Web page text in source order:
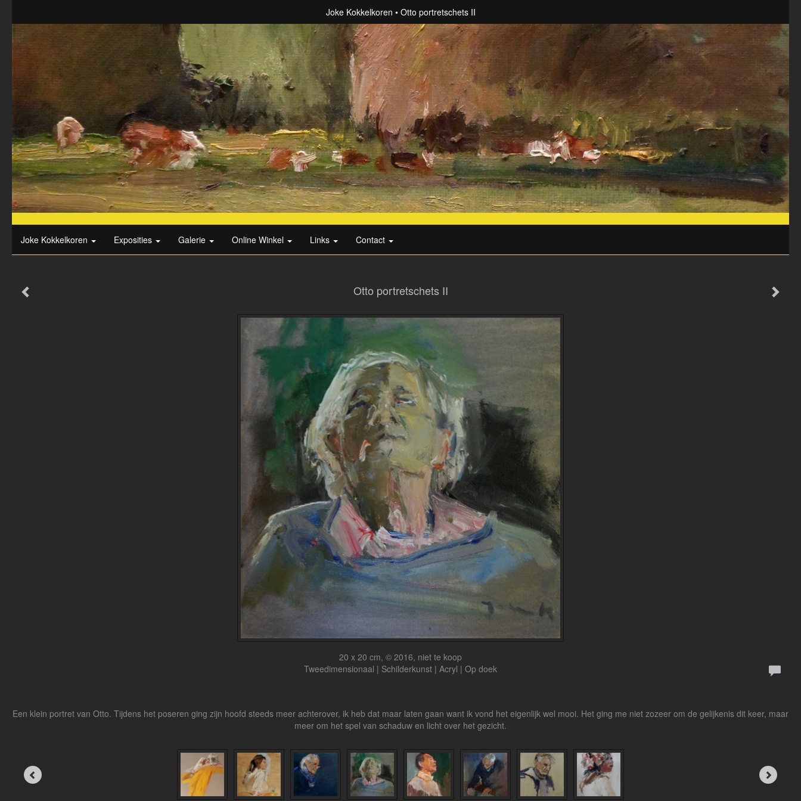
Joke Kokkelkoren Otto portretschets II
Joke Kokkelkoren Exposities Galerie Online Winkel Links Contact
Otto portretschets II
20 x 20 cm, © 2016, niet te koop
Tweedimensionaal | Schilderkunst | Acryl | Op doek
Een klein portret van Otto. Tijdens het poseren ging zijn hoofd steeds meer achterover, ik heb dat maar laten gaan want ik vond het eigenlijk wel mooi. Het ging me niet zozeer om de gelijkenis dit keer, maar
meer om het spel van schaduw en licht over het gezicht.